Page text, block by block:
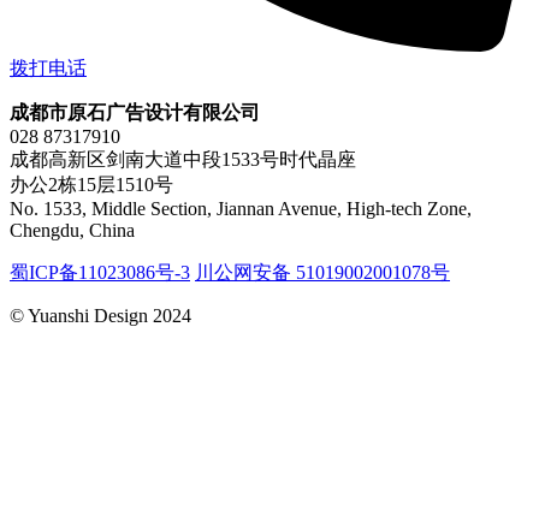
拨打电话
成都市原石广告设计有限公司
028 87317910
成都高新区剑南大道中段1533号时代晶座
办公2栋15层1510号
No. 1533, Middle Section, Jiannan Avenue, High-tech Zone,
Chengdu, China
蜀ICP备11023086号-3 川公网安备 51019002001078号
© Yuanshi Design 2024